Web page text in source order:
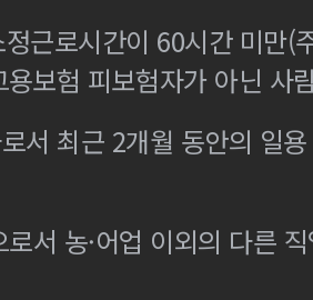
근로시간이 60시간 미만(
보험 피보험자가 아닌 사
서 최근 2개월 동안의 일
로서 농·어업 이외의 다른